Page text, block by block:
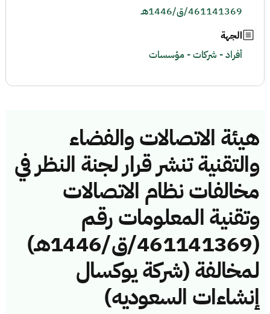
هيئة الاتصالات والفضاء
والتقنية تنشر قرار لجنة النظر في
مخالفات نظام الاتصالات
وتقنية المعلومات رقم
(461141369/ق/1446هـ)
لمخالفة (شركة يوكسال
إنشاءات السعوديه)
461141369/ق/1446هـ
الجهة
أفراد - شركات - مؤسسات